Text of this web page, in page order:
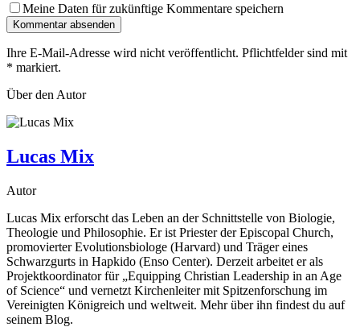
Meine Daten für zukünftige Kommentare speichern
Kommentar absenden
Ihre E-Mail-Adresse wird nicht veröffentlicht. Pflichtfelder sind mit
* markiert.
Über den Autor
Lucas Mix
Autor
Lucas Mix erforscht das Leben an der Schnittstelle von Biologie,
Theologie und Philosophie. Er ist Priester der Episcopal Church,
promovierter Evolutionsbiologe (Harvard) und Träger eines
Schwarzgurts in Hapkido (Enso Center). Derzeit arbeitet er als
Projektkoordinator für „Equipping Christian Leadership in an Age
of Science“ und vernetzt Kirchenleiter mit Spitzenforschung im
Vereinigten Königreich und weltweit. Mehr über ihn findest du auf
seinem Blog.